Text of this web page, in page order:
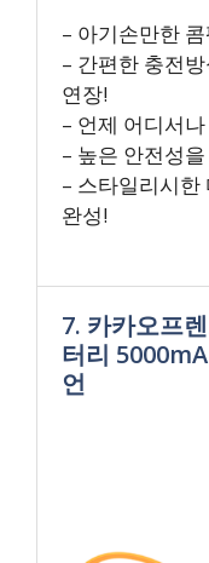
– 아기손만한
– 간편한 충전
연장!
– 언제 어디서
– 높은 안전성
– 스타일리시한
완성!
7. 카카오프
터리
언